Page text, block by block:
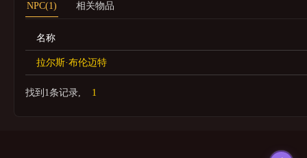
NPC(1) 相关物品
名称
拉尔斯·布伦迈特
找到1条记录, 1